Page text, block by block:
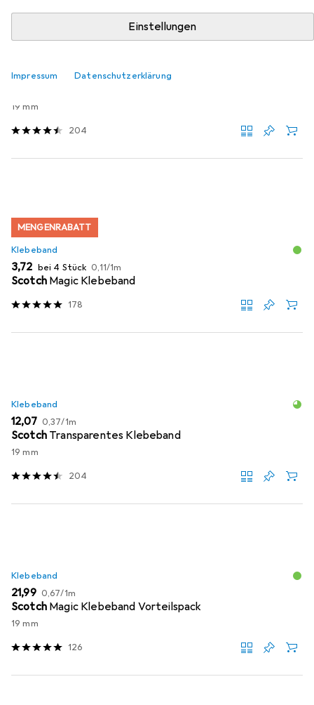
Einstellungen
Impressum Datenschutzerklärung
EUR
9,49 bei 4 Stück EUR
0,29/1m
19 mm
204
MENGENRABATT
Klebeband
EUR
3,72 bei 4 Stück EUR
0,11/1m
Scotch Magic Klebeband
178
Klebeband
EUR
12,07 EUR
0,37/1m
Scotch Transparentes Klebeband
19 mm
204
Klebeband
EUR
21,99 EUR
0,67/1m
Scotch Magic Klebeband Vorteilspack
19 mm
126